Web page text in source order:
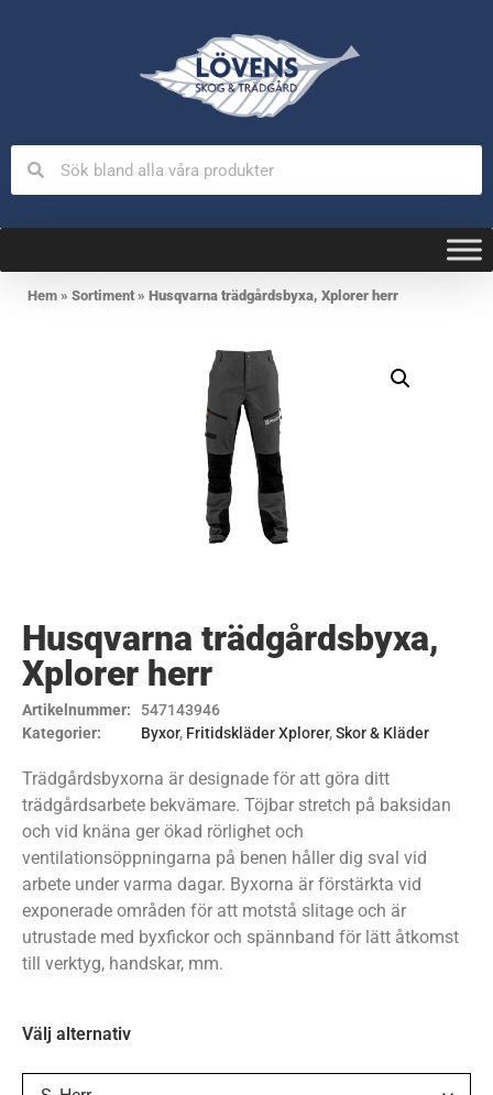
Hem » Sortiment» Husqvarna trädgårdsbyxa, Xplorer herr
Husqvarna trädgårdsbyxa,
Xplorer herr
Artikelnummer:
547143946
Kategorier:
Byxor, Fritidskläder Xplorer,Skor & Kläder
Trädgårdsbyxorna är designade för att göra ditt
trädgårdsarbete bekvämare. Töjbar stretch på baksidan
och vid knäna ger ökad rörlighet och
ventilationsöppningarna på benen håller dig sval vid
arbete under varma dagar. Byxorna är förstärkta vid
exponerade områden för att motstå slitage och är
utrustade med byxfickor och spännband för lätt åtkomst
till verktyg, handskar, mm.
Välj alternativ